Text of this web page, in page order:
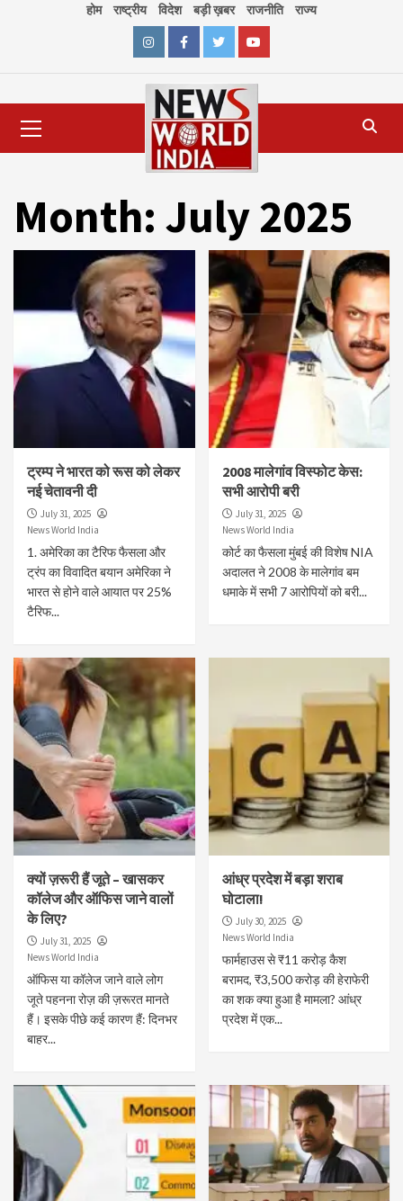
होम राष्ट्रीय विदेश बड़ी ख़बर राजनीति राज्य
InstagramFacebookTwitterYoutube
Menu
Month: July 2025
ट्रम्प ने भारत को रूस को लेकर
नई चेतावनी दी
July 31, 2025
News World India
1. अमेरिका का टैरिफ फैसला और
ट्रंप का विवादित बयान अमेरिका ने
भारत से होने वाले आयात पर 25%
टैरिफ...
2008 मालेगांव विस्फोट केस:
सभी आरोपी बरी
July 31, 2025
News World India
कोर्ट का फैसला मुंबई की विशेष NIA
अदालत ने 2008 के मालेगांव बम
धमाके में सभी 7 आरोपियों को बरी...
क्यों ज़रूरी हैं जूते – खासकर
कॉलेज और ऑफिस जाने वालों
के लिए?
July 31, 2025
News World India
ऑफिस या कॉलेज जाने वाले लोग
जूते पहनना रोज़ की ज़रूरत मानते
हैं। इसके पीछे कई कारण हैं: दिनभर
बाहर...
आंध्र प्रदेश में बड़ा शराब
घोटाला!
July 30, 2025
News World India
फार्महाउस से ₹11 करोड़ कैश
बरामद, ₹3,500 करोड़ की हेराफेरी
का शक क्या हुआ है मामला? आंध्र
प्रदेश में एक...